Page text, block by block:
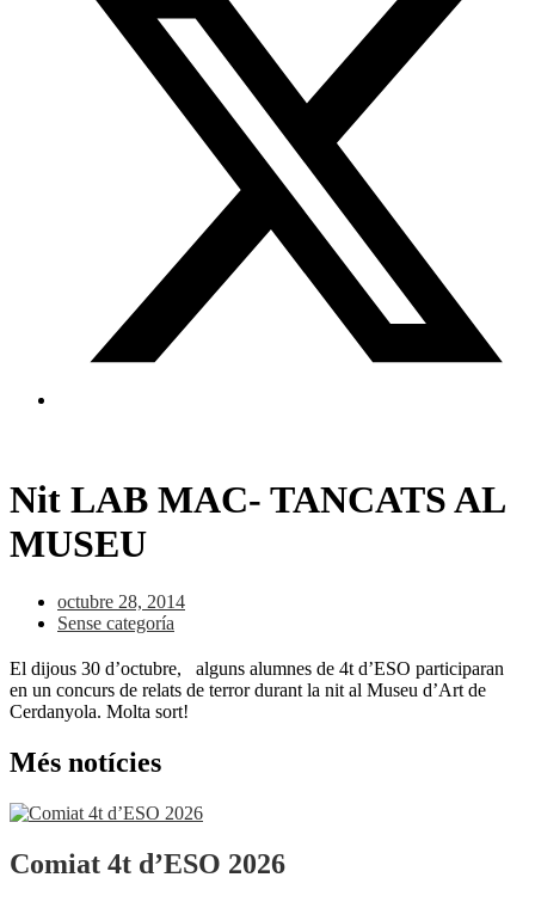
Nit LAB MAC- TANCATS AL
MUSEU
octubre 28, 2014
Sense categoría
El dijous 30 d’octubre, alguns alumnes de 4t d’ESO participaran
en un concurs de relats de terror durant la nit al Museu d’Art de
Cerdanyola. Molta sort!
Més notícies
Comiat 4t d’ESO 2026